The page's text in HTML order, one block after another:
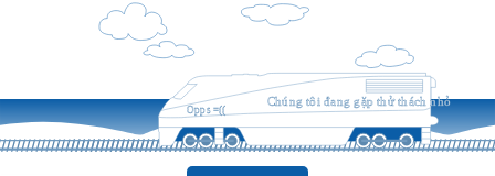
Opps =((
Chúng tôi đang gặp thử thách nhỏ